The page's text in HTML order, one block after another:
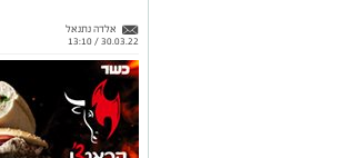
אלדה נתנאל
30.03.22 / 13:10